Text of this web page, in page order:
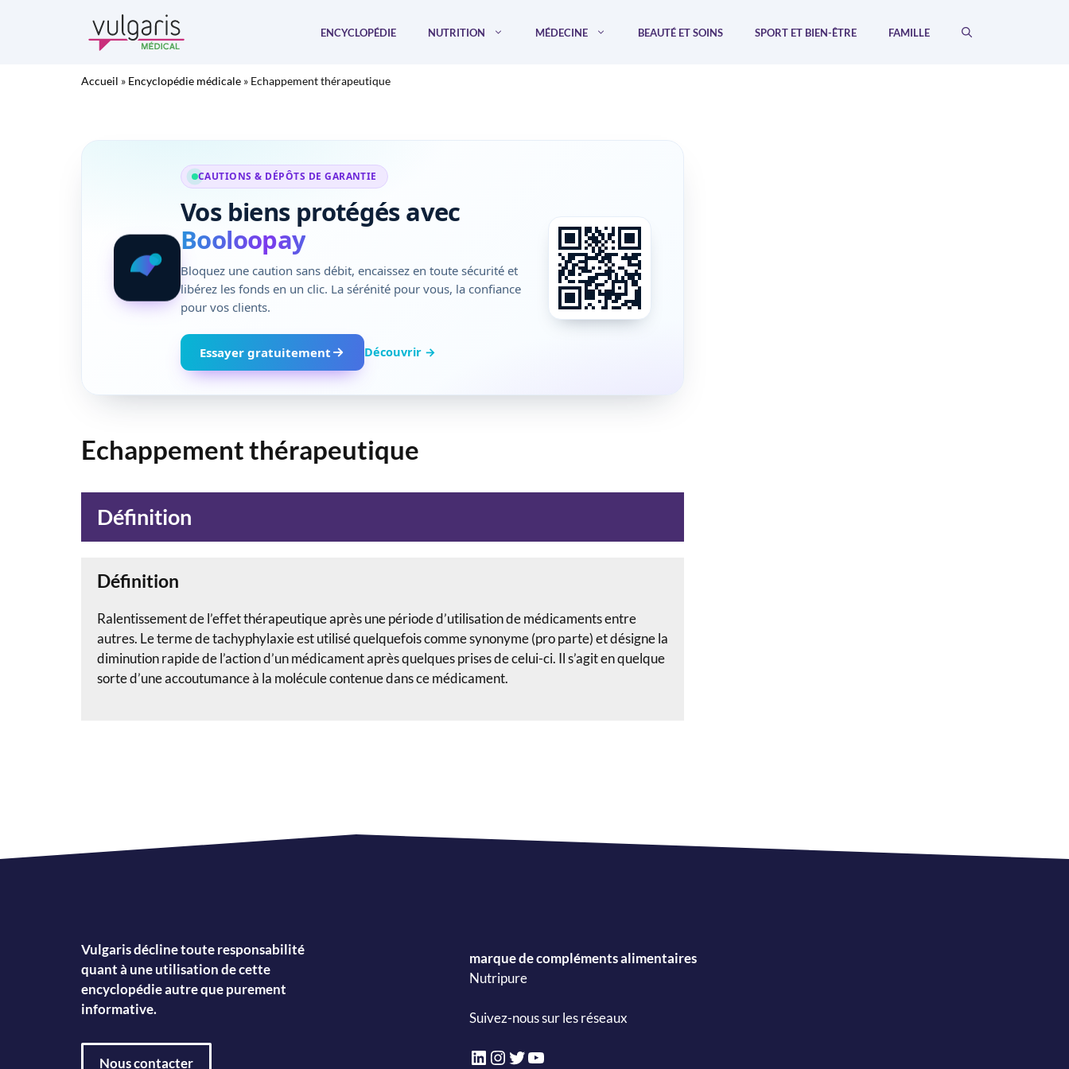
ENCYCLOPÉDIE NUTRITION MÉDECINE BEAUTÉ ET SOINS SPORT ET BIEN-ÊTRE FAMILLE
Accueil » Encyclopédie médicale » Echappement thérapeutique
CAUTIONS & DÉPÔTS DE GARANTIE
Vos biens protégés avec
Booloopay
Bloquez une caution sans débit, encaissez en toute sécurité et
libérez les fonds en un clic. La sérénité pour vous, la confiance
pour vos clients.
Essayer gratuitement Découvrir →
Echappement thérapeutique
Définition
Définition
Ralentissement de l’effet thérapeutique après une période d’utilisation de médicaments entre
autres. Le terme de tachyphylaxie est utilisé quelquefois comme synonyme (pro parte) et désigne la
diminution rapide de l’action d’un médicament après quelques prises de celui-ci. Il s’agit en quelque
sorte d’une accoutumance à la molécule contenue dans ce médicament.
Vulgaris décline toute responsabilité
quant à une utilisation de cette
encyclopédie autre que purement
informative.
Nous contacter
marque de compléments alimentaires
Nutripure
Suivez-nous sur les réseaux
LinkedIn
Instagram
Twitter
YouTube